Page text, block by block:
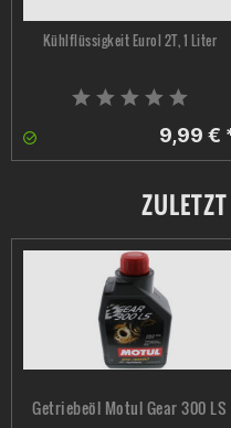
Kühlflüssigkeit Eurol 2T, 1 Liter
9,99 €
Getriebeöl Motul Gear 300 LS